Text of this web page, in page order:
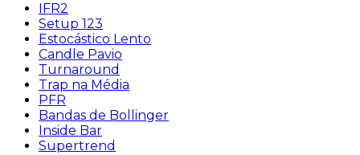
IFR2
Setup 123
Estocástico Lento
Candle Pavio
Turnaround
Trap na Média
PFR
Bandas de Bollinger
Inside Bar
Supertrend